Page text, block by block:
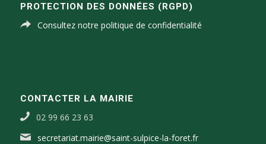
PROTECTION DES DONNÉES (RGPD)
Consultez notre politique de confidentialité
CONTACTER LA MAIRIE
02 99 66 23 63
secretariat.mairie@saint-sulpice-la-foret.fr